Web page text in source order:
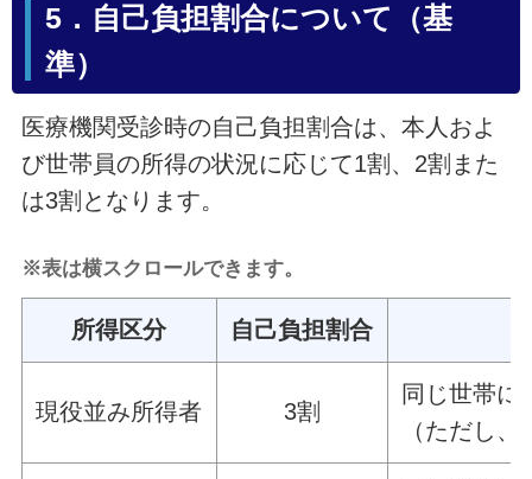
5．自己負担割合について（基
準）
医療機関受診時の自己負担割合は、本人およ
び世帯員の所得の状況に応じて1割、2割また
は3割となります。
※表は横スクロールできます。
所得区分 自己負担割合
現役並み所得者 3割
同じ世帯に
（ただし